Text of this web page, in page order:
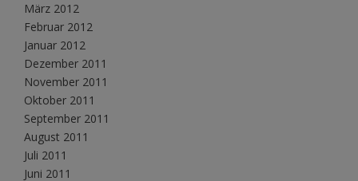
März 2012
Februar 2012
Januar 2012
Dezember 2011
November 2011
Oktober 2011
September 2011
August 2011
Juli 2011
Juni 2011